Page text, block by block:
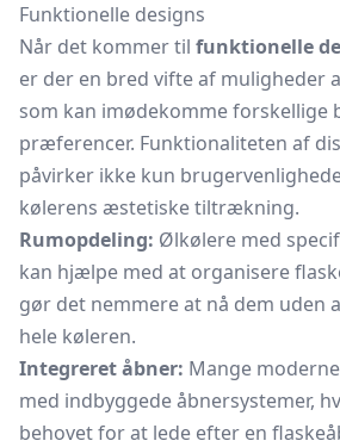
Funktionelle designs
Når det kommer til funktionelle
er der en bred vifte af muligheder
som kan imødekomme forskellige
præferencer. Funktionaliteten af
påvirker ikke kun
kølerens æstetiske tiltrækning.
Rumopdeling: Ølkølere med
kan hjælpe med at organisere
gør det nemmere at nå dem uden
hele køleren.
Integreret åbner: Mange
med indbyggede åbnersystemer,
behovet for at lede efter en